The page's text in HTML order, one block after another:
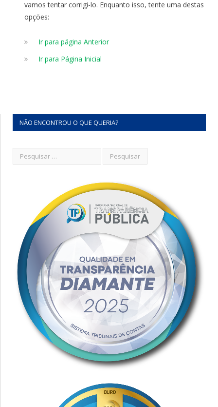
vamos tentar corrigi-lo. Enquanto isso, tente uma destas
opções:
Ir para página Anterior
Ir para Página Inicial
NÃO ENCONTROU O QUE QUERIA?